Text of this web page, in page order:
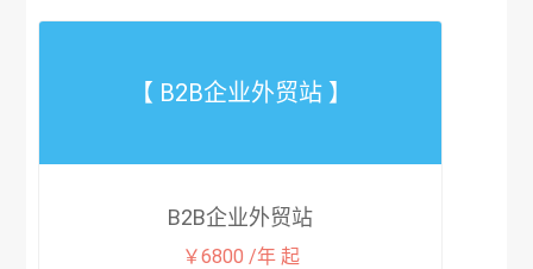
【 B2B企业外贸站 】
B2B企业外贸站
￥6800 /年 起